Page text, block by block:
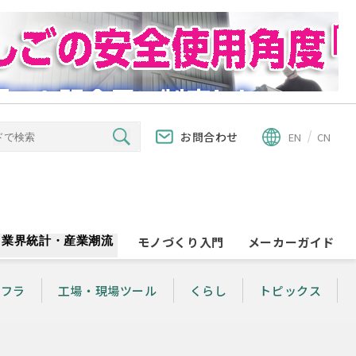
お問合わせ EN CN
業界統計・産業潮流 モノづくり入門 メーカーガイド
ラ 工場・現場ツール くらし トピックス